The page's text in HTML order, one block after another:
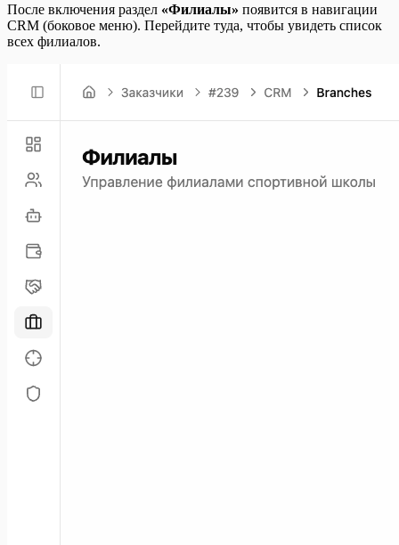
После включения раздел «Филиалы» появится в навигации
CRM (боковое меню). Перейдите туда, чтобы увидеть список
всех филиалов.